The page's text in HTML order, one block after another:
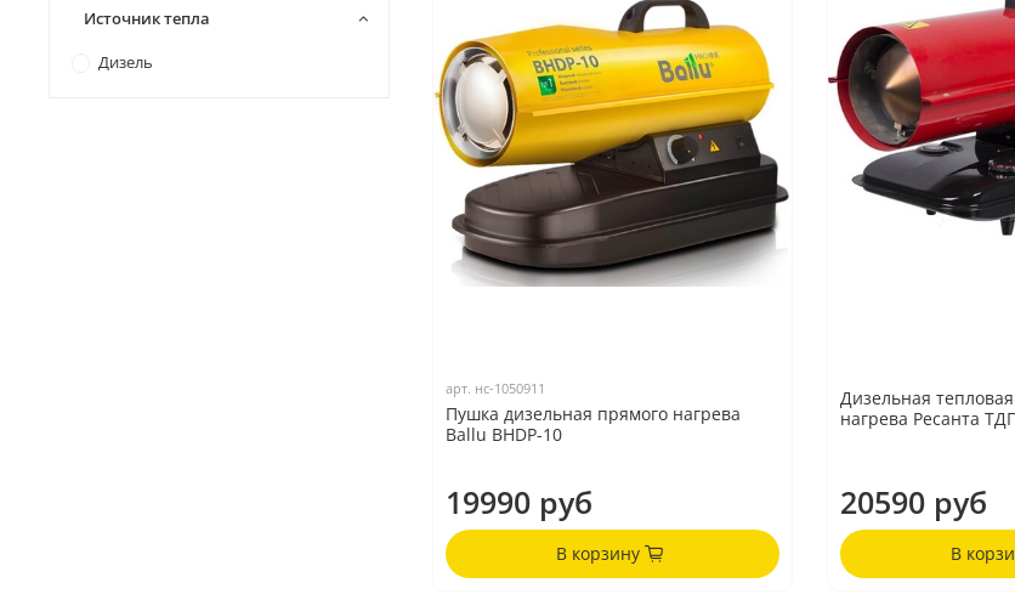
арт. нс-1050911
Пушка дизельная прямого нагрева
Ballu BHDP-10
19990 руб
В корзину
Дизельная
нагрева Ресанта
20590 руб
В
Источник тепла
Дизель